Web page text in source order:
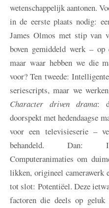
wetenschappelijk aantonen.
in de eerste plaats nodig:
James Olmos met stip van
boven gemiddeld werk – op
maar waar hebben we die
voor? Ten tweede:
seriescripts, maar we
Character driven drama:
doorspekt met hedendaagse
voor een televisieserie –
behandeld. Dan:
Computeranimaties om
likken, origineel camerawerk
tot slot: Potentiëel. Deze
factoren die deels op geluk